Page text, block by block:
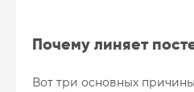
Почему линяет
Вот три основных